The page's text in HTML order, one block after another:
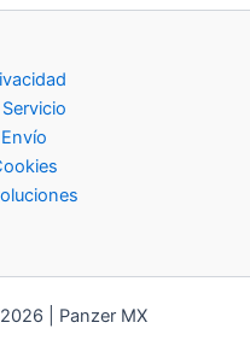
| Panzer MX